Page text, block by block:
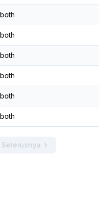
both
both
both
both
both
both
Seterusnya